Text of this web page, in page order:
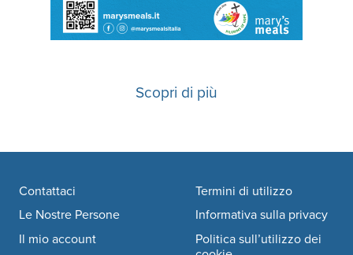
Scopri di più
Footer navigation
Contattaci
Le Nostre Persone
Il mio account
Termini di utilizzo
Informativa sulla privacy
Politica sull’utilizzo dei